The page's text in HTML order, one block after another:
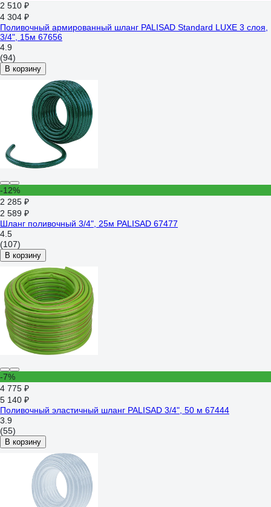
2 510 ₽
4 304 ₽
Поливочный армированный шланг PALISAD Standard LUXE 3 слоя,
3/4", 15м 67656
4.9
(94)
В корзину
-12%
2 285 ₽
2 589 ₽
Шланг поливочный 3/4", 25м PALISAD 67477
4.5
(107)
В корзину
-7%
4 775 ₽
5 140 ₽
Поливочный эластичный шланг PALISAD 3/4", 50 м 67444
3.9
(55)
В корзину